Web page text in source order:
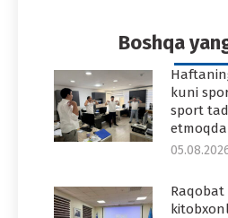
Boshqa
kuni
sport
etmoqda
Raqobat